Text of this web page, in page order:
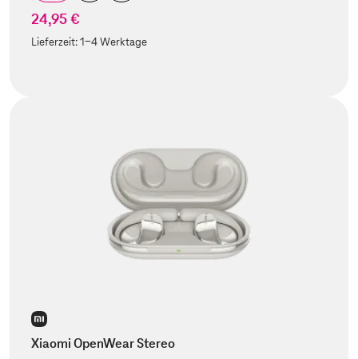
24,95 €
Lieferzeit:1-4 Werktage
Xiaomi OpenWear Stereo